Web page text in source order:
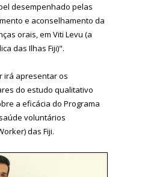
desempenhado pelas
e aconselhamento da
orais, em Viti Levu (a
das Ilhas Fiji)".
irá apresentar os
do estudo qualitativo
a eficácia do Programa
voluntários
das Fiji.